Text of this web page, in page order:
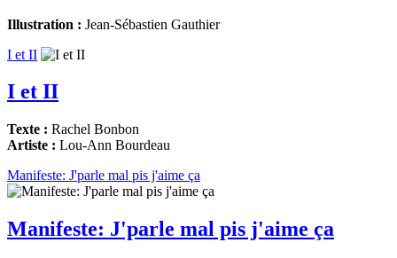
Illustration : Jean-Sébastien Gauthier
I et II
I et II
Texte : Rachel Bonbon
Artiste : Lou-Ann Bourdeau
Manifeste: J'parle mal pis j'aime ça
Manifeste: J'parle mal pis j'aime ça